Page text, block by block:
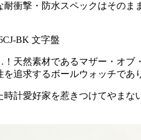
衝撃・防水スペックはその
天然素材であるマザー・オブ
追求するボールウォッチで
時計愛好家を惹きつけてやま